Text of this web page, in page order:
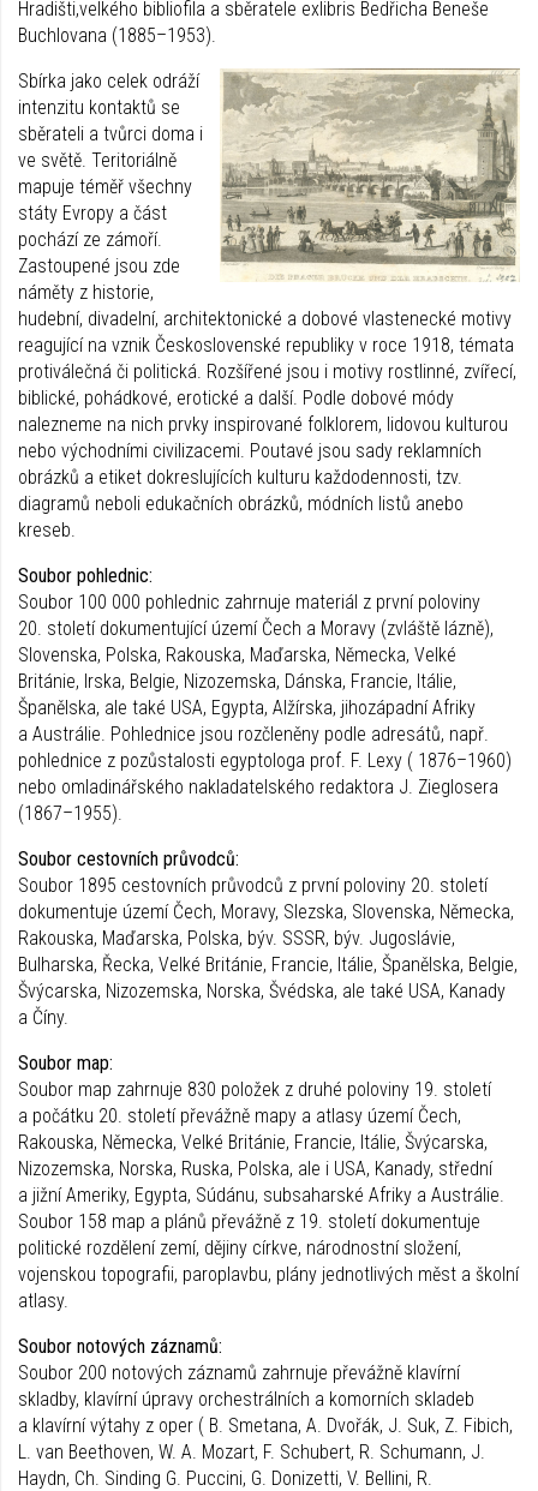
Hradišti,velkého bibliofila a sběratele exlibris Bedřicha Beneše
Buchlovana (1885–1953).
Sbírka jako celek odráží
intenzitu kontaktů se
sběrateli a tvůrci doma i
ve světě. Teritoriálně
mapuje téměř všechny
státy Evropy a část
pochází ze zámoří.
Zastoupené jsou zde
náměty z historie,
hudební, divadelní, architektonické a dobové vlastenecké motivy
reagující na vznik Československé republiky v roce 1918, témata
protiválečná či politická. Rozšířené jsou i motivy rostlinné, zvířecí,
biblické, pohádkové, erotické a další. Podle dobové módy
nalezneme na nich prvky inspirované folklorem, lidovou kulturou
nebo východními civilizacemi. Poutavé jsou sady reklamních
obrázků a etiket dokreslujících kulturu každodennosti, tzv.
diagramů neboli edukačních obrázků, módních listů anebo
kreseb.
Soubor pohlednic:
Soubor 100 000 pohlednic zahrnuje materiál z první poloviny
20. století dokumentující území Čech a Moravy (zvláště lázně),
Slovenska, Polska, Rakouska, Maďarska, Německa, Velké
Británie, Irska, Belgie, Nizozemska, Dánska, Francie, Itálie,
Španělska, ale také USA, Egypta, Alžírska, jihozápadní Afriky
a Austrálie. Pohlednice jsou rozčleněny podle adresátů, např.
pohlednice z pozůstalosti egyptologa prof. F. Lexy ( 1876–1960)
nebo omladinářského nakladatelského redaktora J. Zieglosera
(1867–1955).
Soubor cestovních průvodců:
Soubor 1895 cestovních průvodců z první poloviny 20. století
dokumentuje území Čech, Moravy, Slezska, Slovenska, Německa,
Rakouska, Maďarska, Polska, býv. SSSR, býv. Jugoslávie,
Bulharska, Řecka, Velké Británie, Francie, Itálie, Španělska, Belgie,
Švýcarska, Nizozemska, Norska, Švédska, ale také USA, Kanady
a Číny.
Soubor map:
Soubor map zahrnuje 830 položek z druhé poloviny 19. století
a počátku 20. století převážně mapy a atlasy území Čech,
Rakouska, Německa, Velké Británie, Francie, Itálie, Švýcarska,
Nizozemska, Norska, Ruska, Polska, ale i USA, Kanady, střední
a jižní Ameriky, Egypta, Súdánu, subsaharské Afriky a Austrálie.
Soubor 158 map a plánů převážně z 19. století dokumentuje
politické rozdělení zemí, dějiny církve, národnostní složení,
vojenskou topografii, paroplavbu, plány jednotlivých měst a školní
atlasy.
Soubor notových záznamů:
Soubor 200 notových záznamů zahrnuje převážně klavírní
skladby, klavírní úpravy orchestrálních a komorních skladeb
a klavírní výtahy z oper ( B. Smetana, A. Dvořák, J. Suk, Z. Fibich,
L. van Beethoven, W. A. Mozart, F. Schubert, R. Schumann, J.
Haydn, Ch. Sinding G. Puccini, G. Donizetti, V. Bellini, R.